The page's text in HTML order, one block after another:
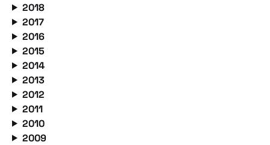
2018
2017
2016
2015
2014
2013
2012
2011
2010
2009